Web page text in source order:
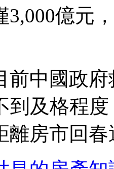
3,000億元
前中國政
到及格程
離房市回